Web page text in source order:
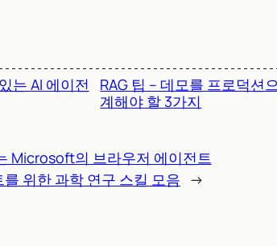
는 AI 에이전
RAG 팁 – 데모를 프로덕션
계해야 할 3가지
Microsoft의 브라우저 에이전트
위한 과학 연구 스킬 모음 →